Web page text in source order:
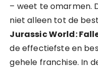
– weet te omarmen.
niet alleen tot de
Jurassic World:
de effectiefste en
gehele franchise. In